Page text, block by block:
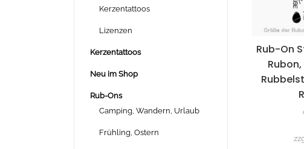
Kerzentattoos
Lizenzen
Kerzentattoos
Neu im Shop
Rub-Ons
Camping, Wandern, Urlaub
Frühling, Ostern
Rub-On